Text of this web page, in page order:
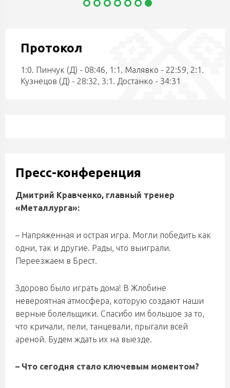
Протокол
1:0. Пинчук (Д) - 08:46, 1:1. Малявко - 22:59, 2:1.
Кузнецов (Д) - 28:32, 3:1. Достанко - 34:31
Пресс-конференция
Дмитрий Кравченко, главный тренер
«Металлурга»:
– Напряженная и острая игра. Могли победить как
одни, так и другие. Рады, что выиграли.
Переезжаем в Брест.
Здорово было играть дома! В Жлобине
невероятная атмосфера, которую создают наши
верные болельщики. Спасибо им большое за то,
что кричали, пели, танцевали, прыгали всей
ареной. Будем ждать их на выезде.
– Что сегодня стало ключевым моментом?